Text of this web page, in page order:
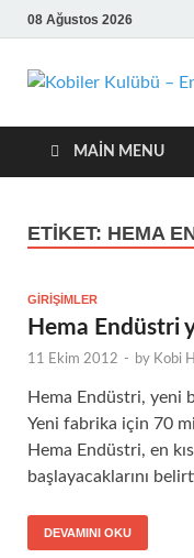
08 Ağustos 2026
MAIN MENU
ETIKET: HEMA
GIRIŞIMLER
Hema Endüstri
11 Ekim 2012 - by Kobi
Hema Endüstri, yeni
Yeni fabrika için 70
Hema Endüstri, en
başlayacaklarını
DEVAMINI OKU